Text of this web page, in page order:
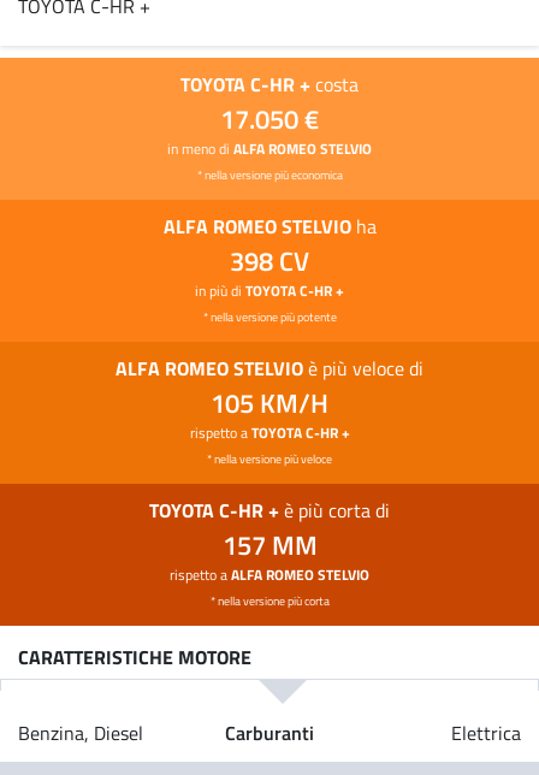
TOYOTA C-HR +
TOYOTA C-HR +costa
17.050 €
in meno di ALFA ROMEO STELVIO
* nella versione più economica
ALFA ROMEO STELVIOha
398 CV
in più di TOYOTA C-HR +
* nella versione più potente
ALFA ROMEO STELVIOè più veloce di
105 KM/H
rispetto aTOYOTA C-HR +
* nella versione più veloce
TOYOTA C-HR +è più corta di
157 MM
rispetto aALFA ROMEO STELVIO
* nella versione più corta
CARATTERISTICHE MOTORE
Benzina, Diesel Carburanti Elettrica